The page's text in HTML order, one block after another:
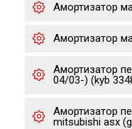
Амортизатор
Амортизатор
Амортизатор
04/03-) (kyb
Амортизатор
mitsubishi asx